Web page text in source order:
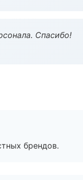
Спасибо!
брендов.